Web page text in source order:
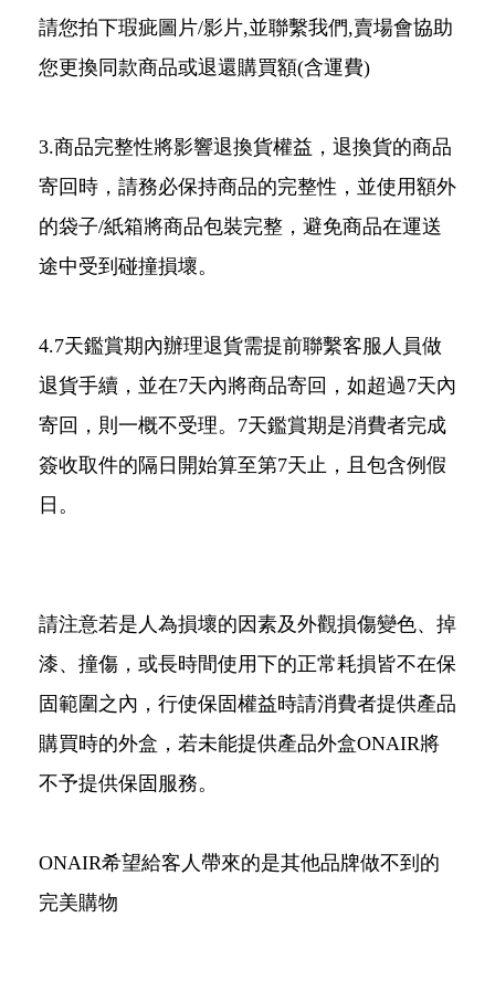
請您拍下瑕疵圖片/影片,並聯繫我們,賣場會協助
您更換同款商品或退還購買額(含運費)
3.商品完整性將影響退換貨權益，退換貨的商品
寄回時，請務必保持商品的完整性，並使用額外
的袋子/紙箱將商品包裝完整，避免商品在運送
途中受到碰撞損壞。
4.7天鑑賞期內辦理退貨需提前聯繫客服人員做
退貨手續，並在7天內將商品寄回，如超過7天內
寄回，則一概不受理。7天鑑賞期是消費者完成
簽收取件的隔日開始算至第7天止，且包含例假
日。
請注意若是人為損壞的因素及外觀損傷變色、掉
漆、撞傷，或長時間使用下的正常耗損皆不在保
固範圍之內，行使保固權益時請消費者提供產品
購買時的外盒，若未能提供產品外盒ONAIR將
不予提供保固服務。
ONAIR希望給客人帶來的是其他品牌做不到的
完美購物